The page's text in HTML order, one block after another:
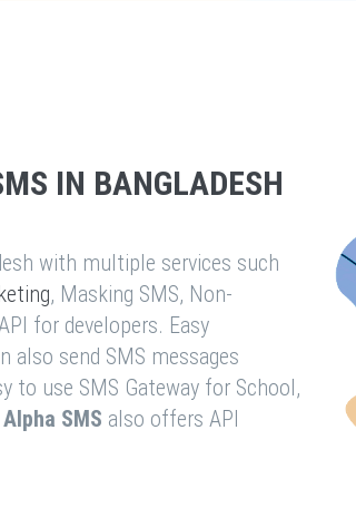
IN BANGLADESH
with multiple services such
, Masking SMS, Non-
for developers. Easy
also send SMS messages
to use SMS Gateway for School,
Alpha SMS also offers API